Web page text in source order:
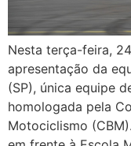
Nesta terça-feira,
apresentação da
(SP), única equipe
homologada pela
Motociclismo